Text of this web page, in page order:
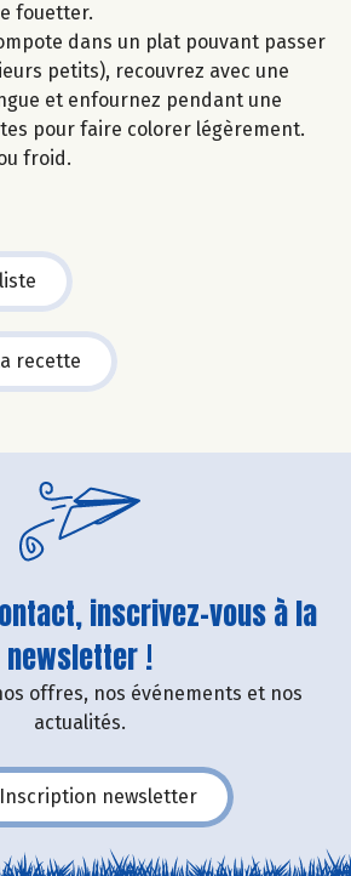
fouetter.
dans un plat pouvant passer
petits), recouvrez avec une
et enfournez pendant une
pour faire colorer légèrement.
froid.
recette
inscrivez-vous à la
newsletter !
offres, nos événements et nos
actualités.
Inscription newsletter